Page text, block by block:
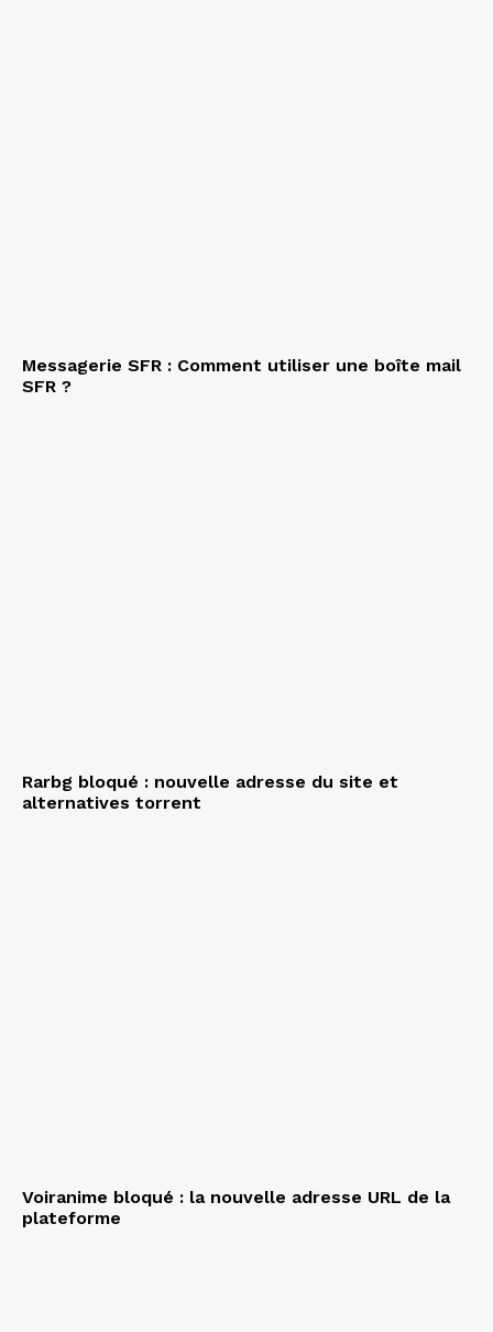
Messagerie SFR : Comment utiliser une boîte mail
SFR ?
Rarbg bloqué : nouvelle adresse du site et
alternatives torrent
Voiranime bloqué : la nouvelle adresse URL de la
plateforme